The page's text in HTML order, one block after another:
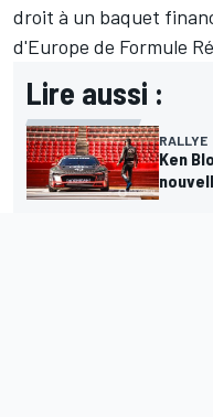
droit à un baquet
d'Europe de Formule
Lire aussi :
RALLYE
Ken